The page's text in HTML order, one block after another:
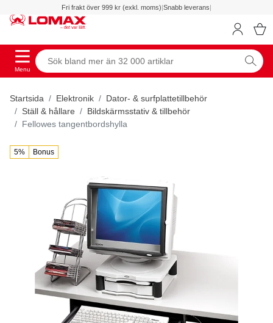
Fri frakt över 999 kr (exkl. moms)|Snabb leverans|
Menu
Startsida Elektronik
Dator- & surfplattetillbehör
Ställ & hållare
Bildskärmsstativ & tillbehör
Fellowes tangentbordshylla
5% Bonus